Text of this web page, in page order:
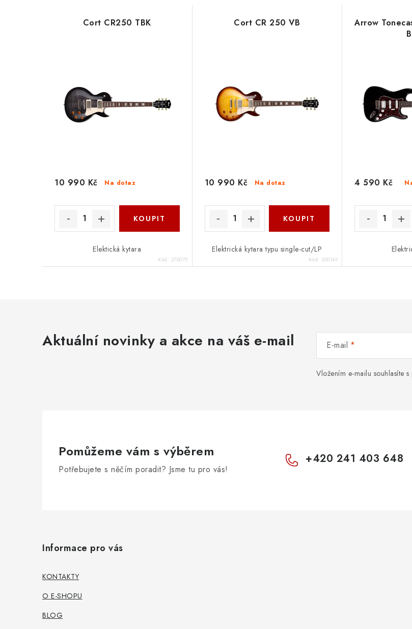
Cort CR250 TBK
Na dotaz
10 990 Kč
Elektická kytara
Kód: 270075
Cort CR 250 VB
Na dotaz
10 990 Kč
Elektrická kytara typu single-cut/LP
Kód: 300149
Arrow
4 590 Kč
Aktuální novinky a akce na váš e-mail E-mail
Vložením e-mailu souhlasíte s
Pomůžeme vám s výběrem
Potřebujete s něčím poradit? Jsme tu pro vás!
+420 241 403 648
Informace pro vás
KONTAKTY
O E-SHOPU
BLOG